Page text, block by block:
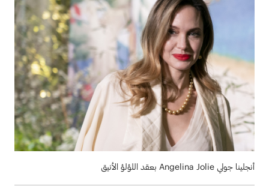
أنجلينا جولي Angelina Jolie بعقد اللؤلؤ الأنيق